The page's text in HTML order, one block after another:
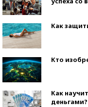
Как
Кто
Как
деньгами?